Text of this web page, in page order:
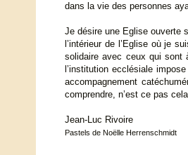
dans la vie des personnes
Je désire une Eglise ouverte
l’intérieur de l’Eglise où je
solidaire avec ceux qui sont
l’institution ecclésiale
accompagnement
comprendre, n’est ce pas
Jean-Luc Rivoire
Pastels de Noëlle Herrenschmidt